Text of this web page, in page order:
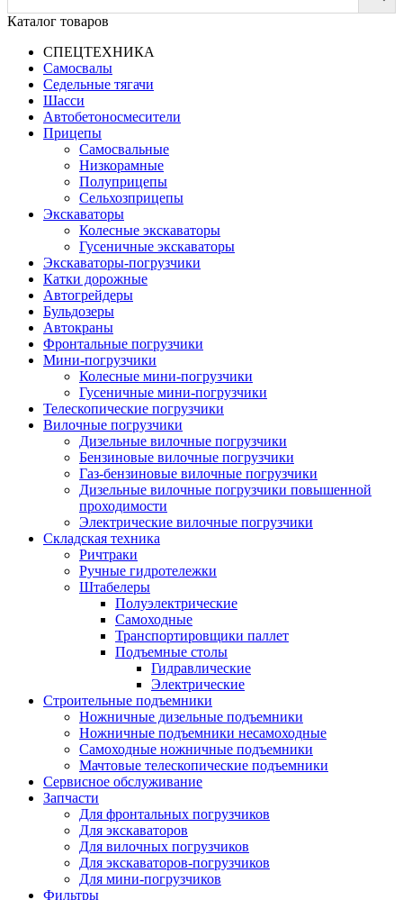
Каталог товаров
СПЕЦТЕХНИКА
Самосвалы
Седельные тягачи
Шасси
Автобетоно­смесители
Прицепы
Самосвальные
Низкорамные
Полуприцепы
Сельхозприцепы
Экскаваторы
Колесные экскаваторы
Гусеничные экскаваторы
Экскаваторы-погрузчики
Катки дорожные
Автогрейдеры
Бульдозеры
Автокраны
Фронтальные погрузчики
Мини-погрузчики
Колесные мини-погрузчики
Гусеничные мини-погрузчики
Телескопические погрузчики
Вилочные погрузчики
Дизельные вилочные погрузчики
Бензиновые вилочные погрузчики
Газ-бензиновые вилочные погрузчики
Дизельные вилочные погрузчики повышенной
проходимости
Электрические вилочные погрузчики
Складская техника
Ричтраки
Ручные гидротележки
Штабелеры
Полуэлектрические
Самоходные
Транспортировщики паллет
Подъемные столы
Гидравлические
Электрические
Строительные подъемники
Ножничные дизельные подъемники
Ножничные подъемники несамоходные
Самоходные ножничные подъемники
Мачтовые телескопические подъемники
Сервисное обслуживание
Запчасти
Для фронтальных погрузчиков
Для экскаваторов
Для вилочных погрузчиков
Для экскаваторов-погрузчиков
Для мини-погрузчиков
Фильтры